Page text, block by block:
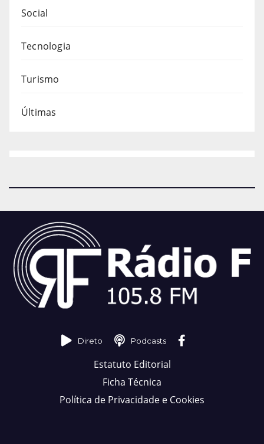
Social
Tecnologia
Turismo
Últimas
Direto Podcasts
Estatuto Editorial
Ficha Técnica
Política de Privacidade e Cookies